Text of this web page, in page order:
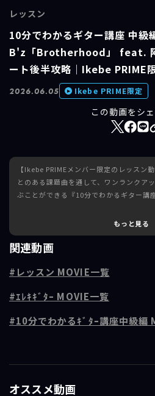
レッスン
10分でわかるギター講座 中級
B'z「Brotherhood」 feat.
ート後半攻略｜Ikebe PRIME
2026.06.05 Ikebe PRIME限定
この動画をシ
【Ikebe PRIMEメンバー限定のレッスン
とのある課題曲を通して、ワンランクア
ぶことができる『10分でわかるギター講
■課題曲：B'z「Brotherhood」
間でも非常に人気の高い楽曲です。
■レッスンポイント
前半部分とのアレンジの差に注目！
■講師紹介：阿部学
マパークでのショー出演、セッション活
もっと見る
関連動画
レッスン MOVIE一覧
ｴﾚｷｷﾞﾀｰ MOVIE一覧
10分でわかるｷﾞﾀｰ講座中級編
オススメ動画